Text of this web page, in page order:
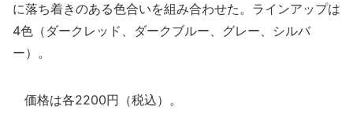
に落ち着きのある色合いを組み合わせた。ラインアップは
4色（ダークレッド、ダークブルー、グレー、シルバ
ー）。
価格は各2200円（税込）。